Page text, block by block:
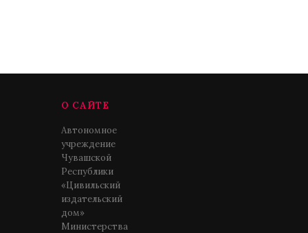
О САЙТЕ
Автономное
учреждение
Чувашской
Республики
«Цивильский
издательский
дом»
Министерства